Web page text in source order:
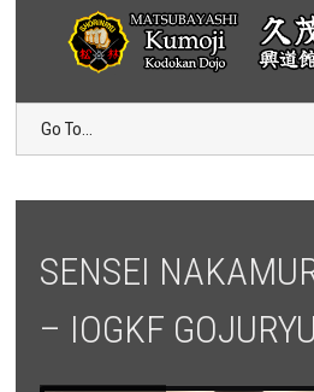
Go To...
SENSEI
– IOGKF GOJURYU